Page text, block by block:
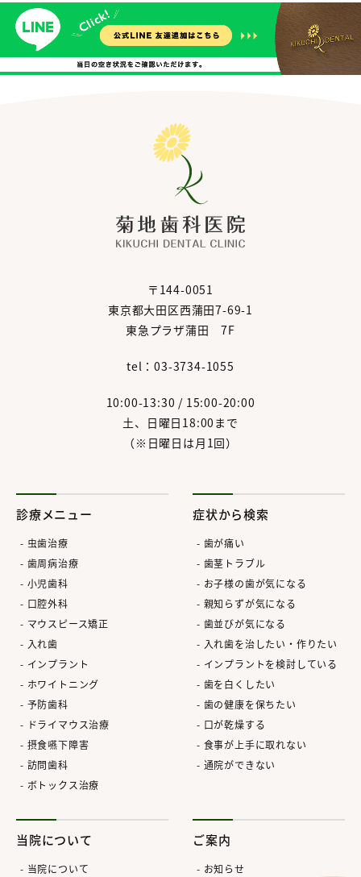
〒144-0051
東京都大田区西蒲田7-69-1
東急プラザ蒲田 7F
tel：03-3734-1055
10:00-13:30 / 15:00-20:00
土、日曜日18:00まで
（※日曜日は月1回）
診療メニュー
虫歯治療
歯周病治療
小児歯科
口腔外科
マウスピース矯正
入れ歯
インプラント
ホワイトニング
予防歯科
ドライマウス治療
摂食嚥下障害
訪問歯科
ボトックス治療
症状から検索
歯が痛い
歯茎トラブル
お子様の歯が気になる
親知らずが気になる
歯並びが気になる
入れ歯を治したい・作りたい
インプラントを検討している
歯を白くしたい
歯の健康を保ちたい
口が乾燥する
食事が上手に取れない
通院ができない
当院について
当院について
ご案内
お知らせ